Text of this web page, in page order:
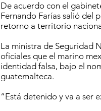
De acuerdo con el
Fernando Farías salió del
retorno a territorio
La ministra de Seguridad
oficiales que el marino
identidad falsa, bajo el
guatemalteca.
“Está detenido y va a ser